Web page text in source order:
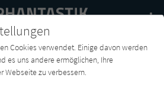
Forum Charts
Cookies verwendet. Einige davon werden
es uns andere ermöglichen, Ihre
Webseite zu verbessern.